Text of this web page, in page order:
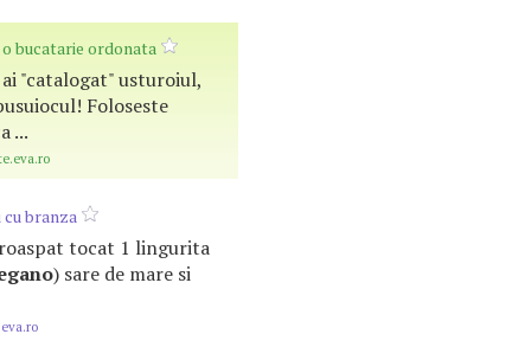
bucatarie ordonata
ai "catalogat" usturoiul,
Foloseste
...
cu branza
tocat 1 lingurita
) sare de mare si